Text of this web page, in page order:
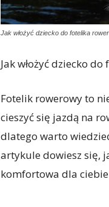
Jak włożyć dziecko do fotelika
Jak włożyć dziecko
Fotelik rowerowy to
cieszyć się jazdą na
dlatego warto
artykule dowiesz się,
komfortowa dla